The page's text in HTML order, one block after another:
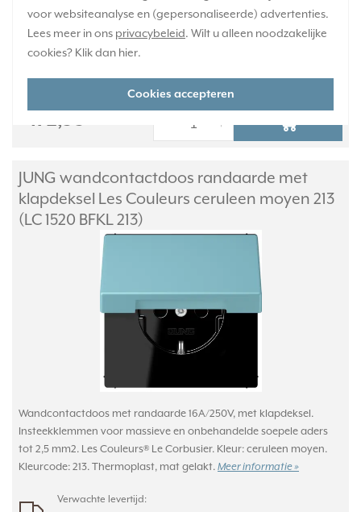
voor websiteanalyse en (gepersonaliseerde) advertenties.
Lees meer in ons privacybeleid. Wilt u alleen noodzakelijke
cookies? Klik dan hier.
Cookies accepteren
Verwachte levertijd:
4-6 weken - maatwerk, niet retourneerbaar
172,95 +
JUNG wandcontactdoos randaarde met
klapdeksel Les Couleurs ceruleen moyen 213
(LC 1520 BFKL 213)
Wandcontactdoos met randaarde 16A/250V, met klapdeksel.
Insteekklemmen voor massieve en onbehandelde soepele aders
tot 2,5 mm2. Les Couleurs® Le Corbusier. Kleur: ceruleen moyen.
Kleurcode: 213. Thermoplast, mat gelakt. Meer informatie »
Verwachte levertijd: